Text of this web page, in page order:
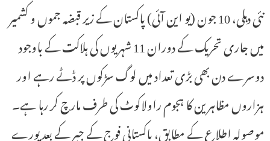
نئی دہلی، 10 جون (یو این آئی) پاکستان کے زیر قبضہ جموں و کشمیر
میں جاری تحریک کے دوران 11 شہریوں کی ہلاکت کے باوجود
دوسرے دن بھی بڑی تعداد میں لوگ سڑکوں پر ڈٹے رہے اور
ہزاروں مظاہرین کا ہجوم راولاکوٹ کی طرف مارچ کر رہا ہے۔
موصولہ اطلاع کے مطابق، پاکستانی فوج کے جبر کے بعد پورے